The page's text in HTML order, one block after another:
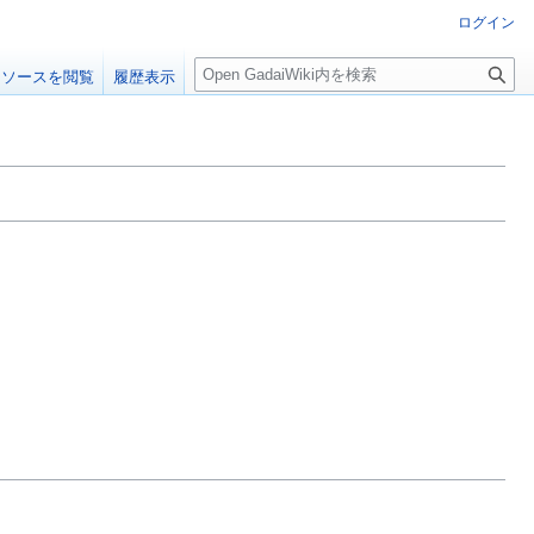
ログイン
ソースを閲覧 履歴表示
検
索